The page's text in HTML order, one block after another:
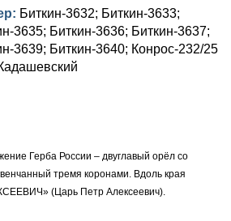
1796)
1740)
Биткин-3632; Биткин-3633;
3635; Биткин-3636; Биткин-3637;
3639; Биткин-3640; Конрос-232/25
Герба России – двуглавый орёл со
тремя коронами. Вдоль края
(Царь Петр Алексеевич).